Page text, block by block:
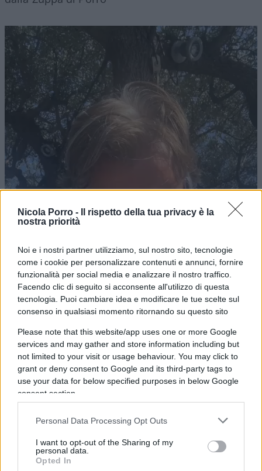
Nicola Porro -
Il rispetto della tua privacy è la
nostra priorità
Noi e i nostri partner utilizziamo, sul nostro sito, tecnologie
come i cookie per personalizzare contenuti e annunci, fornire
funzionalità per social media e analizzare il nostro traffico.
Facendo clic di seguito si acconsente all'utilizzo di questa
tecnologia. Puoi cambiare idea e modificare le tue scelte sul
consenso in qualsiasi momento ritornando su questo sito
Please note that this website/app uses one or more Google
services and may gather and store information including but
not limited to your visit or usage behaviour. You may click to
grant or deny consent to Google and its third-party tags to
use your data for below specified purposes in below Google
consent section.
Personal Data Processing Opt Outs
I want to opt-out of the Sharing of my
personal data.
Opted In
Video
Player
00:00